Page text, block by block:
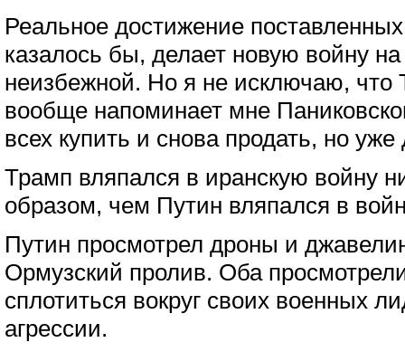
Реальное достижение
казалось бы, делает новую войну
неизбежной. Но я не исключаю, что
вообще напоминает мне
всех купить и снова продать, но
Трамп вляпался в иранскую войну
образом, чем Путин вляпался в
Путин просмотрел дроны и
Ормузский пролив. Оба
сплотиться вокруг своих военных
агрессии.